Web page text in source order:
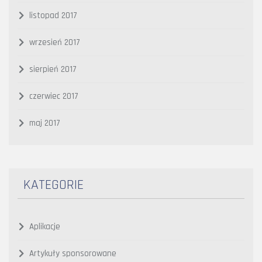
listopad 2017
wrzesień 2017
sierpień 2017
czerwiec 2017
maj 2017
KATEGORIE
Aplikacje
Artykuły sponsorowane